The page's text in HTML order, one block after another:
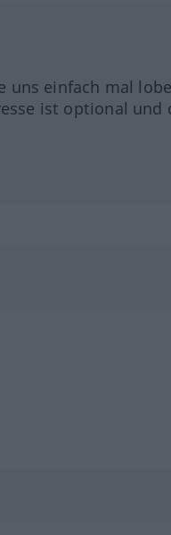
uns einfach mal
ist optional und